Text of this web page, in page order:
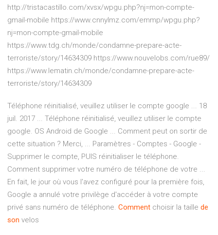
http://tristacastillo.com/xvsx/wpgu.php?nj=mon-compte-
gmail-mobile https://www.cnnylmz.com/emmp/wpgu.php?
nj=mon-compte-gmail-mobile
https://www.tdg.ch/monde/condamne-prepare-acte-
terroriste/story/14634309 https://www.nouvelobs.com/rue89/
https://www.lematin.ch/monde/condamne-prepare-acte-
terroriste/story/14634309
Téléphone réinitialisé, veuillez utiliser le compte google ... 18
juil. 2017 ... Téléphone réinitialisé, veuillez utiliser le compte
google. OS Android de Google ... Comment peut on sortir de
cette situation ? Merci, ... Paramètres - Comptes - Google -
Supprimer le compte, PUIS réinitialiser le téléphone.
Comment supprimer votre numéro de téléphone de votre ...
En fait, le jour où vous l'avez configuré pour la première fois,
Google a annulé votre privilège d'accéder à votre compte
privé sans numéro de téléphone. Comment choisir la taille de
son velos